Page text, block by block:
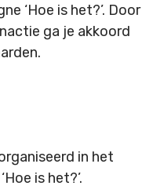
‘Hoe is het?’. Door
ga je akkoord
in het
is het?’.